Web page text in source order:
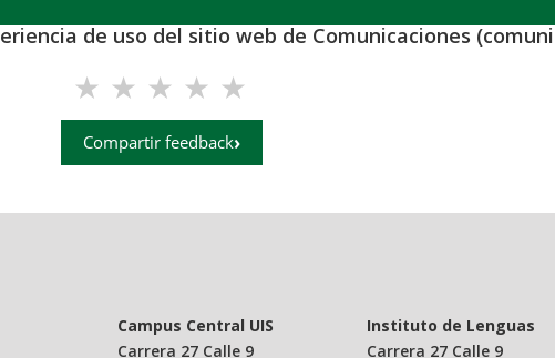
de uso del sitio web de Comunicaciones